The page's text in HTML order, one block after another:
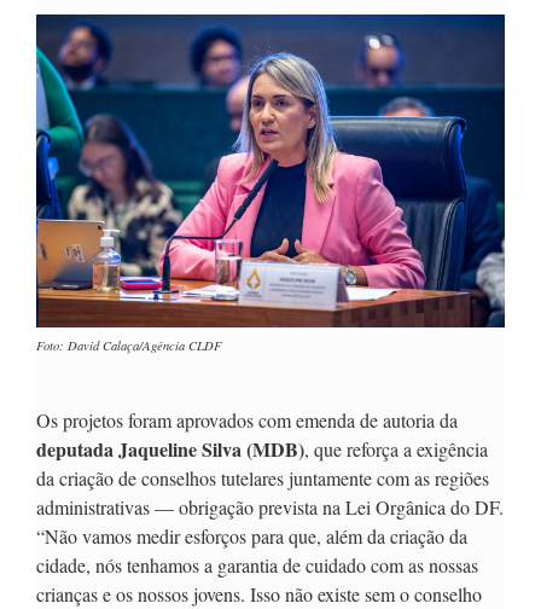
Foto: David Calaça/Agência CLDF
Os projetos foram aprovados com emenda de autoria da
deputada Jaqueline Silva (MDB), que reforça a exigência
da criação de conselhos tutelares juntamente com as regiões
administrativas — obrigação prevista na Lei Orgânica do DF.
“Não vamos medir esforços para que, além da criação da
cidade, nós tenhamos a garantia de cuidado com as nossas
crianças e os nossos jovens. Isso não existe sem o conselho